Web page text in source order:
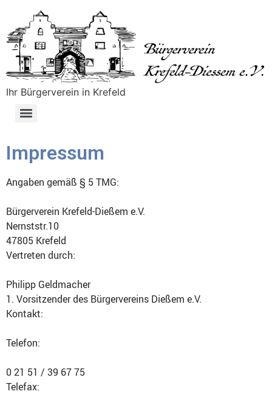
Ihr Bürgerverein in Krefeld
Impressum
Angaben gemäß § 5 TMG:
Bürgerverein Krefeld-Dießem e.V.
Nernststr.10
47805 Krefeld
Vertreten durch:
Philipp Geldmacher
1. Vorsitzender des Bürgervereins Dießem e.V.
Kontakt:
Telefon:
0 21 51 / 39 67 75
Telefax: